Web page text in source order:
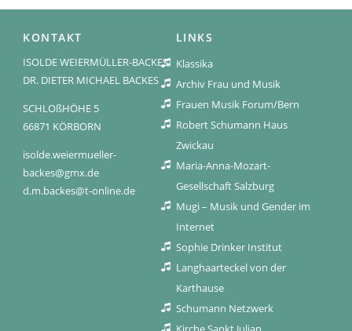
KONTAKT
ISOLDE WEIERMÜLLER-BACKES
DR. DIETER MICHAEL BACKES
SCHLOßHÖHE 5
66871 KÖRBORN
isolde.weiermueller-
backes@gmx.de
d.m.backes@t-online.de
LINKS
Klassika
Archiv Frau und Musik
Frauen Musik Forum/Bern
Robert Schumann Haus
Zwickau
Maria-Anna-Mozart-
Gesellschaft Salzburg
Mugi – Musik und Gender im
Internet
Sophie Drinker Institut
Langhaarteckel von der
Karthause
Schumann Netzwerk